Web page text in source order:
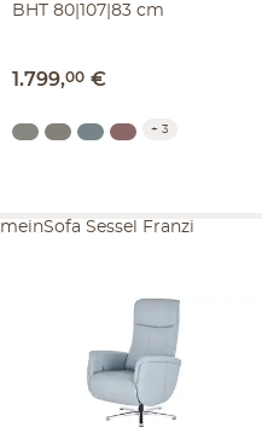
BHT 80|107|83 cm
1.799,00 €
+ 3
meinSofa Sessel Franzi